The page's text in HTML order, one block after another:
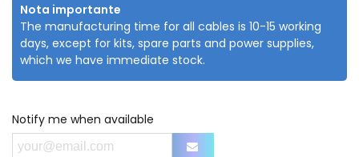
Nota importante
The manufacturing time for all cables is 10-15 working
days, except for kits, spare parts and power supplies,
which we have immediate stock.
Notify me when available